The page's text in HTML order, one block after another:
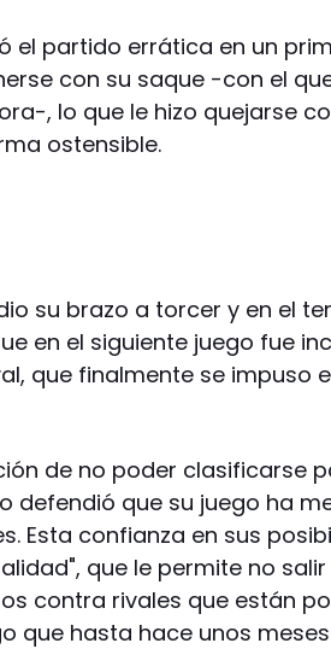
el partido errática en un
con su saque -con el
, lo que le hizo quejarse
ostensible.
su brazo a torcer y en el
en el siguiente juego fue
que finalmente se impuso
de no poder clasificarse
defendió que su juego ha
Esta confianza en sus
que le permite no
contra rivales que están
que hasta hace unos